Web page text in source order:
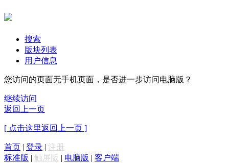
搜索
版块列表
用户信息
您访问的页面无手机页面，是否进一步访问电脑版？
继续访问
返回上一页
[ 点击这里返回上一页 ]
首页 | 登录 | 注册
标准版 | 触屏版 | 电脑版 | 客户端